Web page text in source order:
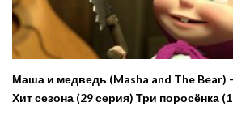
Маша и медведь (Masha and The
Хит сезона (29 серия) Три поросёнка